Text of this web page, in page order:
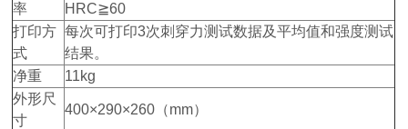
率
HRC≧60
打印方
式
每次可打印3次刺穿力测试数据及平均值和强度测试
结果。
净重
11kg
外形尺
寸
400×290×260（mm）